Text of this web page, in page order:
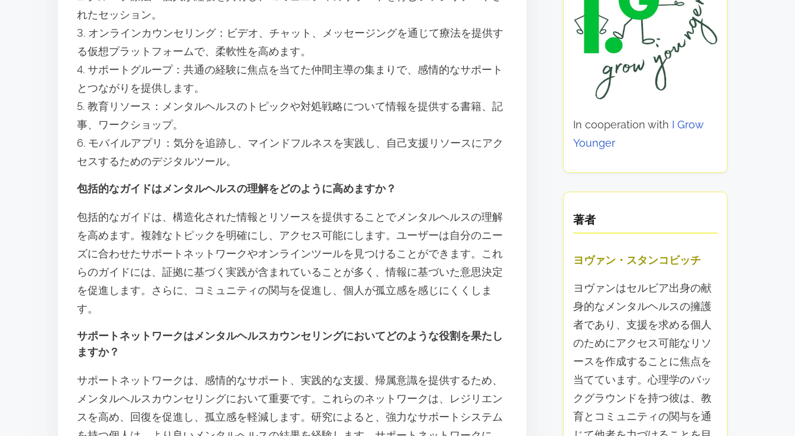
れたセッション。
3. オンラインカウンセリング：ビデオ、チャット、メッセージングを通じて療法を提供す
る仮想プラットフォームで、柔軟性を高めます。
4. サポートグループ：共通の経験に焦点を当てた仲間主導の集まりで、感情的なサポート
とつながりを提供します。
5. 教育リソース：メンタルヘルスのトピックや対処戦略について情報を提供する書籍、記
事、ワークショップ。
6. モバイルアプリ：気分を追跡し、マインドフルネスを実践し、自己支援リソースにアク
セスするためのデジタルツール。
包括的なガイドはメンタルヘルスの理解をどのように高めますか？
包括的なガイドは、構造化された情報とリソースを提供することでメンタルヘルスの理解
を高めます。複雑なトピックを明確にし、アクセス可能にします。ユーザーは自分のニー
ズに合わせたサポートネットワークやオンラインツールを見つけることができます。これ
らのガイドには、証拠に基づく実践が含まれていることが多く、情報に基づいた意思決定
を促進します。さらに、コミュニティの関与を促進し、個人が孤立感を感じにくくしま
す。
サポートネットワークはメンタルヘルスカウンセリングにおいてどのような役割を果たし
ますか？
サポートネットワークは、感情的なサポート、実践的な支援、帰属意識を提供するため、
メンタルヘルスカウンセリングにおいて重要です。これらのネットワークは、レジリエン
スを高め、回復を促進し、孤立感を軽減します。研究によると、強力なサポートシステム
In cooperation with I Grow
Younger
著者
ヨヴァン・スタンコビッチ
ヨヴァンはセルビア出身の献
身的なメンタルヘルスの擁護
者であり、支援を求める個人
のためにアクセス可能なリソ
ースを作成することに焦点を
当てています。心理学のバッ
クグラウンドを持つ彼は、教
育とコミュニティの関与を通